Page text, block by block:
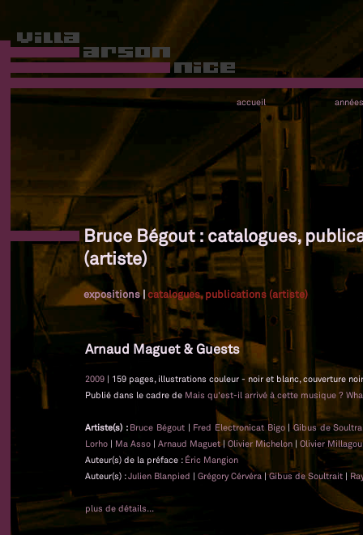
accueil années
Bruce Bégout : catalogues,
(artiste)
expositions|catalogues, publications (artiste)
Arnaud Maguet & Guests
2009 | 159 pages, illustrations couleur - noir et blanc, couverture
Publié dans le cadre de Mais qu'est-il arrivé à cette musique ?
Artiste(s) : Bruce Bégout | Fred Electronicat Bigo|Gibus de
Lorho | Ma Asso | Arnaud Maguet| Olivier Michelon | Olivier Millagou
Auteur(s) de la préface : Éric Mangion
Auteur(s) :Julien Blanpied | Grégory Cérvéra |Gibus de Soultrait |
plus de détails...